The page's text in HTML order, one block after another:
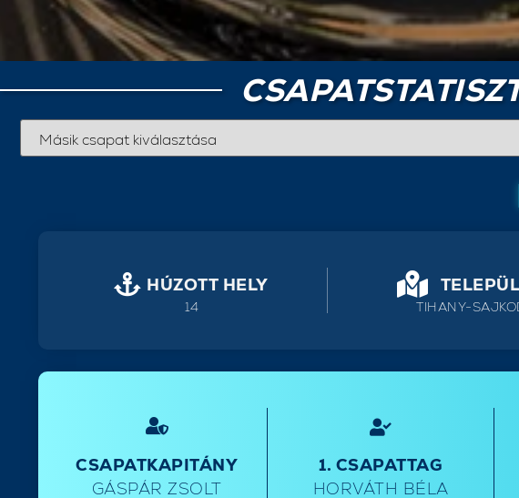
HÚZOTT HELY
14 TIHANY-
CSAPATKAPITÁNY
GÁSPÁR ZSOLT
1. CSAPATTAG
HORVÁTH BÉLA